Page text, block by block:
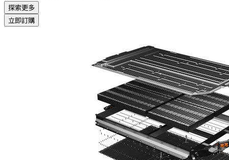
探索更多
立即訂購